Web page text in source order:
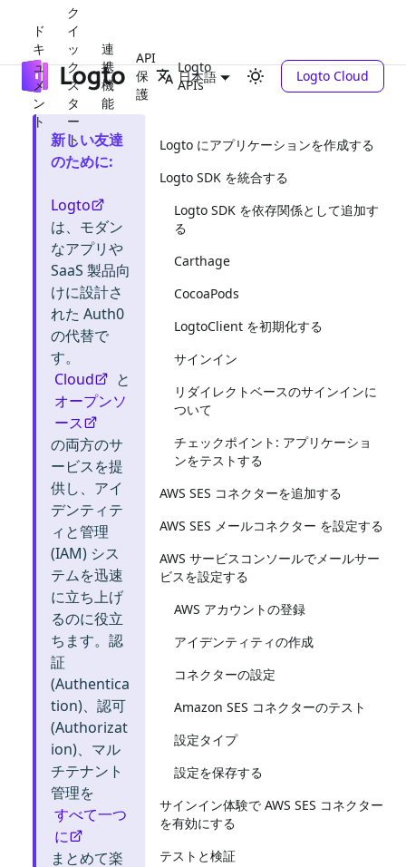
ド
キ
ュ
メ
ン
ト
ク
イ
ッ
ク
ス
タ
ー
ト
連
携
機
能
API
保
護
Logto
APIs
日本語 Logto Cloud
新しい友達
のために:
Logto
は、モダン
なアプリや
SaaS 製品向
けに設計さ
れた Auth0
の代替で
す。
Cloud
と
オープンソ
ース
の両方のサ
ービスを提
供し、アイ
デンティテ
ィと管理
(IAM) シス
テムを迅速
に立ち上げ
るのに役立
ちます。認
証
(Authentica
tion)、認可
(Authorizat
ion)、マル
チテナント
管理を
すべて一つ
に
まとめて楽
Logto にアプリケーションを作成する
Logto SDK を統合する
Logto SDK を依存関係として追加す
る
Carthage
CocoaPods
LogtoClient を初期化する
サインイン
リダイレクトベースのサインインに
ついて
チェックポイント: アプリケーショ
ンをテストする
AWS SES コネクターを追加する
AWS SES メールコネクター を設定する
AWS サービスコンソールでメールサー
ビスを設定する
AWS アカウントの登録
アイデンティティの作成
コネクターの設定
Amazon SES コネクターのテスト
設定タイプ
設定を保存する
サインイン体験で AWS SES コネクター
を有効にする
テストと検証